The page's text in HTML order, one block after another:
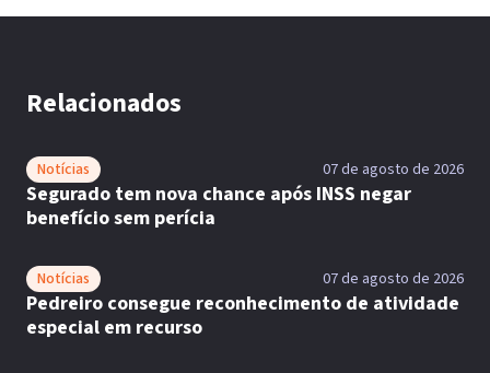
Relacionados
Notícias 07 de agosto de 2026
Segurado tem nova chance após INSS negar
benefício sem perícia
Notícias 07 de agosto de 2026
Pedreiro consegue reconhecimento de atividade
especial em recurso